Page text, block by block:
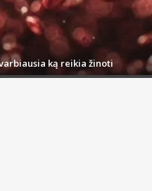
pirkėjams išsiunčiame tą pačią
ką reikia žinoti